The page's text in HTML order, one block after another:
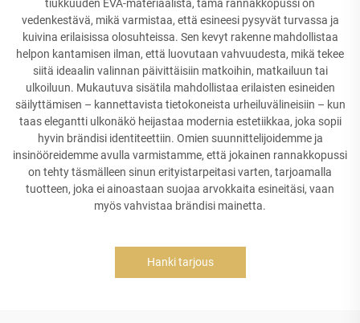
tiukkuuden EVA-materiaalista, tämä rannakkopussi on
vedenkestävä, mikä varmistaa, että esineesi pysyvät turvassa ja
kuivina erilaisissa olosuhteissa. Sen kevyt rakenne mahdollistaa
helpon kantamisen ilman, että luovutaan vahvuudesta, mikä tekee
siitä ideaalin valinnan päivittäisiin matkoihin, matkailuun tai
ulkoiluun. Mukautuva sisätila mahdollistaa erilaisten esineiden
säilyttämisen – kannettavista tietokoneista urheiluvälineisiin – kun
taas elegantti ulkonäkö heijastaa modernia estetiikkaa, joka sopii
hyvin brändisi identiteettiin. Omien suunnittelijoidemme ja
insinööreidemme avulla varmistamme, että jokainen rannakkopussi
on tehty täsmälleen sinun erityistarpeitasi varten, tarjoamalla
tuotteen, joka ei ainoastaan suojaa arvokkaita esineitäsi, vaan
myös vahvistaa brändisi mainetta.
Hanki tarjous